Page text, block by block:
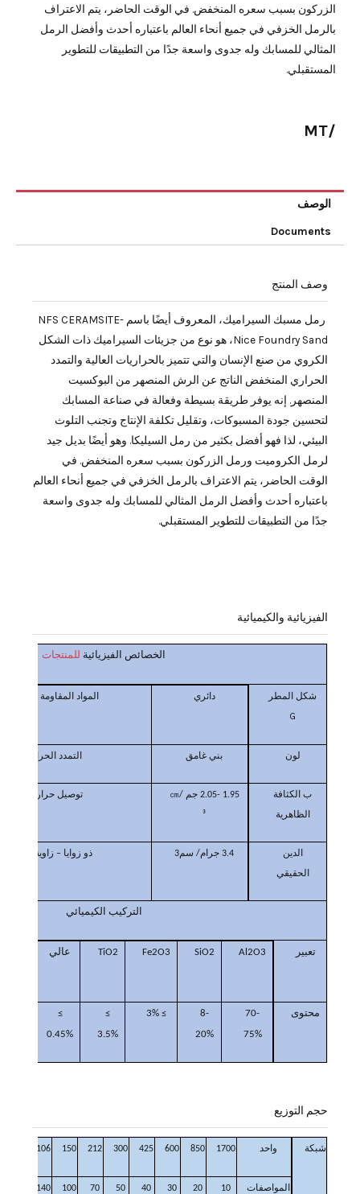
الزركون بسبب سعره المنخفض. في الوقت الحاضر، يتم الاعتراف
بالرمل الخزفي في جميع أنحاء العالم باعتباره أحدث وأفضل الرمل
المثالي للمسابك وله جدوى واسعة جدًا من التطبيقات للتطوير
المستقبلي.
/MT
الوصف
Documents
وصف المنتج
رمل مسبك السيراميك، المعروف أيضًا باسم NFS CERAMSITE-
Nice Foundry Sand، هو نوع من جزيئات السيراميك ذات الشكل
الكروي من صنع الإنسان والتي تتميز بالحراريات العالية والتمدد
الحراري المنخفض الناتج عن الرش المنصهر من البوكسيت
المنصهر. إنه يوفر طريقة بسيطة وفعالة في صناعة المسابك
لتحسين جودة المسبوكات، وتقليل تكلفة الإنتاج وتجنب التلوث
البيئي، لذا فهو أفضل بكثير من رمل السيليكا. وهو أيضًا بديل جيد
لرمل الكروميت ورمل الزركون بسبب سعره المنخفض. في
الوقت الحاضر، يتم الاعتراف بالرمل الخزفي في جميع أنحاء العالم
باعتباره أحدث وأفضل الرمل المثالي للمسابك وله جدوى واسعة
جدًا من التطبيقات للتطوير المستقبلي.
الفيزيائية والكيميائية
الخصائص الفيزيائية للمنتجات
شكل المطر
G
دائري المواد المقاومة للحرارة
لون بني غامق التمدد الحراري
ب الكثافة
الظاهرية
1.95 -2.05 جم /㎝
³
توصيلحراري
الدين
الحقيقي
3.4 جرام/ سم3 ذو زوايا – زاوية حادة
التركيب الكيميائي
تعبير Al2O3
SiO2
Fe2O3
TiO2 عالي
محتوى
70-
75%
8-
20%
≥ 3%
≥
3.5%
≥
0.45%
حجم التوزيع
شبكة واحد 1700
850
600
425
300
212
150
106
المواصفات 10
20
30
40
50
70
100
140